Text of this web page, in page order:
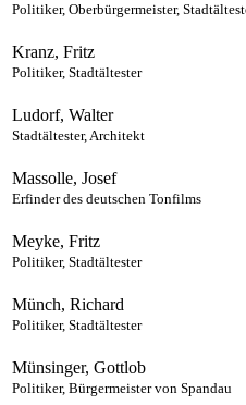
Politiker, Oberbürgermeister,
Kranz, Fritz
Politiker, Stadtältester
Ludorf, Walter
Stadtältester, Architekt
Massolle, Josef
Erfinder des deutschen Tonfilms
Meyke, Fritz
Politiker, Stadtältester
Münch, Richard
Politiker, Stadtältester
Münsinger, Gottlob
Politiker, Bürgermeister von Spandau